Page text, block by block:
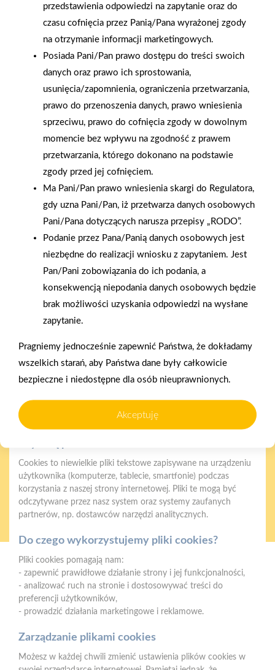
gra z WOŚP. Powstała
firmowa eSkarbonka na
rzecz gastroenterologii
dziecięcej
Grupy PSB. Sieć kończy
rok strategicznym
otwarciem po
rebrandingu
Otwarcie sklepu PSB
Mrówka w Wyrzysku
Oferujemy zakupy
telefoniczne
Zakupy
na terenie całej Polski
Strzelno
ul. Św. Ducha 12, 88-320 Strzelno (parking, plac składowy,
magazyn - wjazd od ul. Michelsona 19)
E-mail:biuro@psbstrzelno.pl
NIP:5571701187
przedstawienia odpowiedzi na zapytanie oraz do
czasu cofnięcia przez Panią/Pana wyrażonej zgody
na otrzymanie informacji marketingowych.
Posiada Pani/Pan prawo dostępu do treści swoich
danych oraz prawo ich sprostowania,
usunięcia/zapomnienia, ograniczenia przetwarzania,
prawo do przenoszenia danych, prawo wniesienia
sprzeciwu, prawo do cofnięcia zgody w dowolnym
momencie bez wpływu na zgodność z prawem
przetwarzania, którego dokonano na podstawie
zgody przed jej cofnięciem.
Ma Pani/Pan prawo wniesienia skargi do Regulatora,
gdy uzna Pani/Pan, iż przetwarza danych osobowych
Pani/Pana dotyczących narusza przepisy „RODO”.
Podanie przez Pana/Panią danych osobowych jest
niezbędne do realizacji wniosku z zapytaniem. Jest
Pan/Pani zobowiązania do ich podania, a
konsekwencją niepodania danych osobowych będzie
brak możliwości uzyskania odpowiedzi na wysłane
zapytanie.
Pragniemy jednocześnie zapewnić Państwa, że dokładamy
wszelkich starań, aby Państwa dane były całkowicie
bezpieczne i niedostępne dla osób nieuprawnionych.
Akceptuję
Polityka plików cookies
zapewnienia prawidłowego działania strony, poprawy komfortu
użytkowania oraz analizy ruchu na stronie.
Cookies to niewielkie pliki tekstowe zapisywane na urządzeniu
użytkownika (komputerze, tablecie, smartfonie) podczas
korzystania z naszej strony internetowej. Pliki te mogą być
odczytywane przez nasz system oraz systemy zaufanych
partnerów, np. dostawców narzędzi analitycznych.
Do czego wykorzystujemy pliki cookies?
Pliki cookies pomagają nam:
- zapewnić prawidłowe działanie strony i jej funkcjonalności,
- analizować ruch na stronie i dostosowywać treści do
preferencji użytkowników,
- prowadzić działania marketingowe i reklamowe.
Zarządzanie plikami cookies
Możesz w każdej chwili zmienić ustawienia plików cookies w